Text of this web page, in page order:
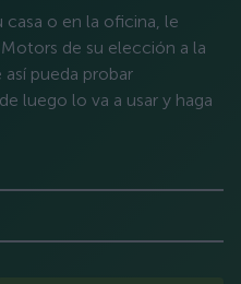
o en la oficina, le
de su elección a la
pueda probar
luego lo va a usar y haga